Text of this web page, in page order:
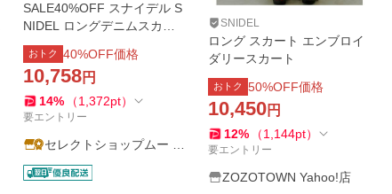
SALE40%OFF スナイデル S
NIDEL ロングデニムスカー
ト swfs261247 レディース
ロングスカート ハイウエス
ト フレア
おトク 40%OFF価格
10,758円
14% （1,372pt）
要エントリー
セレクトショップムー Y
ahoo!店
SNIDEL
ロング スカート エンブロイ
ダリースカート
おトク 50%OFF価格
10,450円
12% （1,144pt）
要エントリー
ZOZOTOWN Yahoo!店